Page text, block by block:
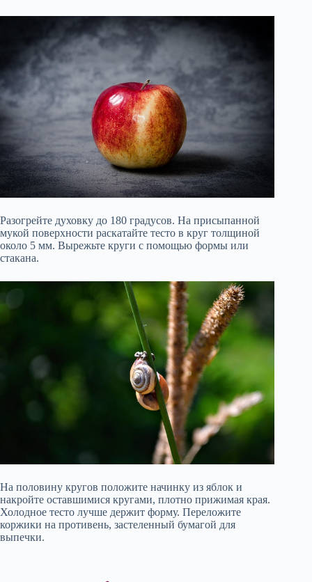
Разогрейте духовку до 180 градусов. На присыпанной
мукой поверхности раскатайте тесто в круг толщиной
около 5 мм. Вырежьте круги с помощью формы или
стакана.
На половину кругов положите начинку из яблок и
накройте оставшимися кругами, плотно прижимая края.
Холодное тесто лучше держит форму. Переложите
коржики на противень, застеленный бумагой для
выпечки.